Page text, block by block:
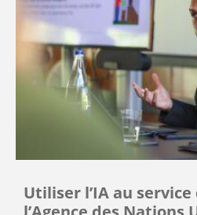
Utiliser l’IA au